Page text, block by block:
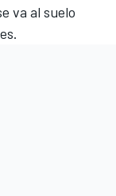
va al suelo